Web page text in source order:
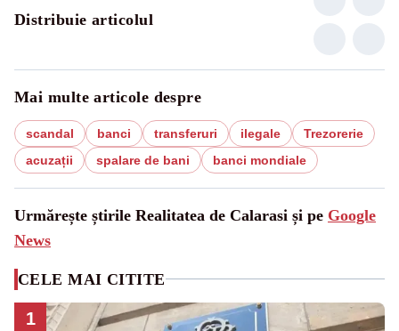
Distribuie articolul
Mai multe articole despre
scandal banci transferuri ilegale
Trezorerie
acuzații
spalare de bani banci mondiale
Urmărește știrile Realitatea de Calarasi și pe Google
News
CELE MAI CITITE
1